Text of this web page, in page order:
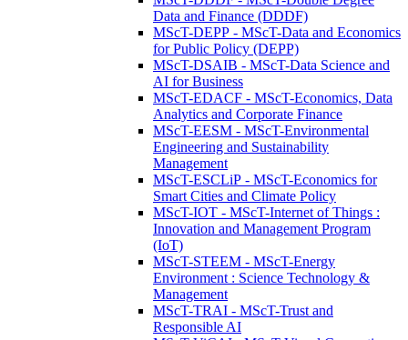
Data and Finance (DDDF)
MScT-DEPP - MScT-Data and Economics
for Public Policy (DEPP)
MScT-DSAIB - MScT-Data Science and
AI for Business
MScT-EDACF - MScT-Economics, Data
Analytics and Corporate Finance
MScT-EESM - MScT-Environmental
Engineering and Sustainability
Management
MScT-ESCLiP - MScT-Economics for
Smart Cities and Climate Policy
MScT-IOT - MScT-Internet of Things :
Innovation and Management Program
(IoT)
MScT-STEEM - MScT-Energy
Environment : Science Technology &
Management
MScT-TRAI - MScT-Trust and
Responsible AI